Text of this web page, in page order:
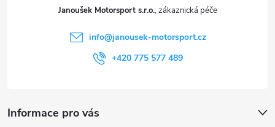
Janoušek Motorsport s.r.o.
info@janousek-motorsport.cz
+420 775 577 489
Informace pro vás